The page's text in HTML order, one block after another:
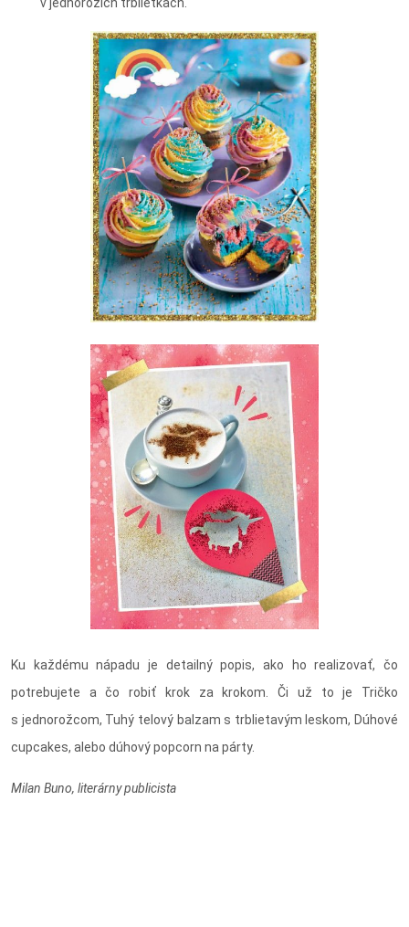
v jednorožích trblietkach.
Ku každému nápadu je detailný popis, ako ho realizovať, čo
potrebujete a čo robiť krok za krokom. Či už to je Tričko
s jednorožcom, Tuhý telový balzam s trblietavým leskom, Dúhové
cupcakes, alebo dúhový popcorn na párty.
Milan Buno, literárny publicista